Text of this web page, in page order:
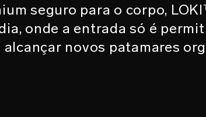
seguro para o corpo,
onde a entrada só é
alcançar novos patamares